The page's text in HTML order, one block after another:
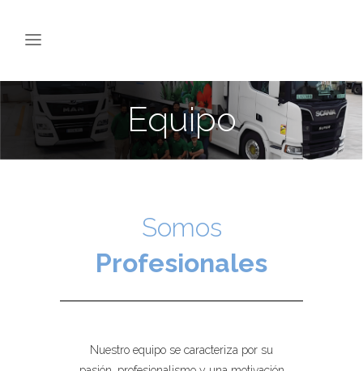
Equipo
Somos
Profesionales
Nuestro equipo se caracteriza por su